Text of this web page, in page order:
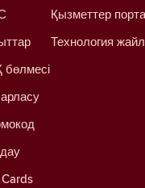
Қызметтер
Технология
бөлмесі